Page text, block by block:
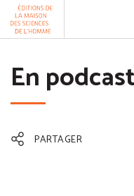
Aller au contenu
En
PARTAGER
Panneau de gestion des